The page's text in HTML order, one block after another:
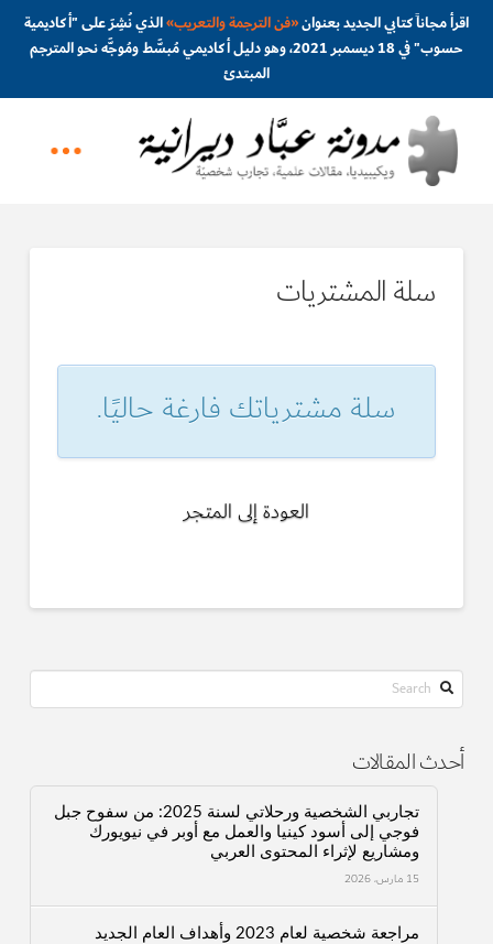
اقرأ مجاناً كتابي الجديد بعنوان«فن الترجمة والتعريب»الذي نُشِرَ على "أكاديمية
حسوب" في 18 ديسمبر 2021، وهو دليل أكاديمي مُبسَّط ومُوجَّه نحو المترجم
المبتدئ
سلة المشتريات
سلة مشترياتك فارغة حاليًا.
العودة إلى المتجر
Search
أحدث المقالات
تجاربي الشخصية ورحلاتي لسنة 2025: من سفوح جبل
فوجي إلى أسود كينيا والعمل مع أوبر في نيويورك
ومشاريع لإثراء المحتوى العربي
15 مارس، 2026
مراجعة شخصية لعام 2023 وأهداف العام الجديد